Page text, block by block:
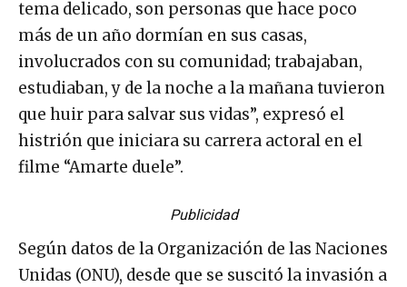
tema delicado, son personas que hace poco
más de un año dormían en sus casas,
involucrados con su comunidad; trabajaban,
estudiaban, y de la noche a la mañana tuvieron
que huir para salvar sus vidas”, expresó el
histrión que iniciara su carrera actoral en el
filme “Amarte duele”.
Publicidad
Según datos de la Organización de las Naciones
Unidas (ONU), desde que se suscitó la invasión a